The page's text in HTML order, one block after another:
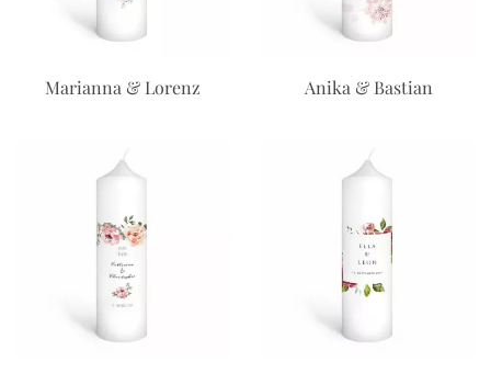
Marianna & Lorenz Anika & Bastian